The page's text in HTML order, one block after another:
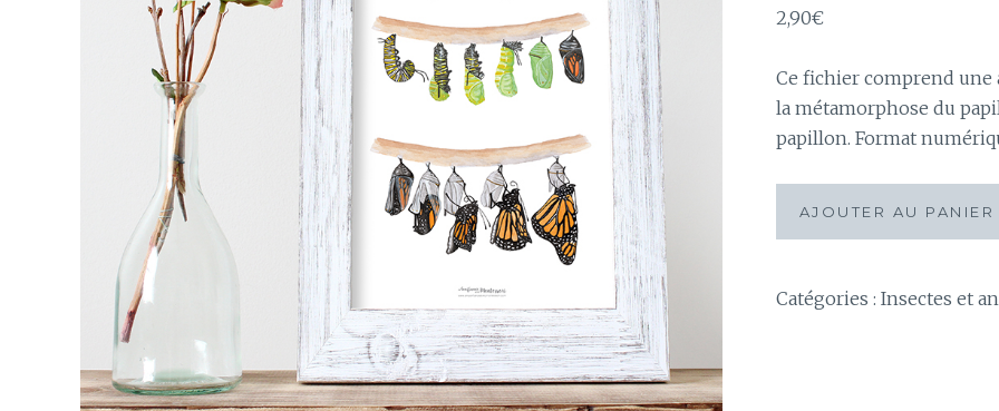
2,90€
Ce fichier comprend
la métamorphose du
papillon. Format
Métamorphose
AJOUTER AU PANIER
Catégories : Insectes et